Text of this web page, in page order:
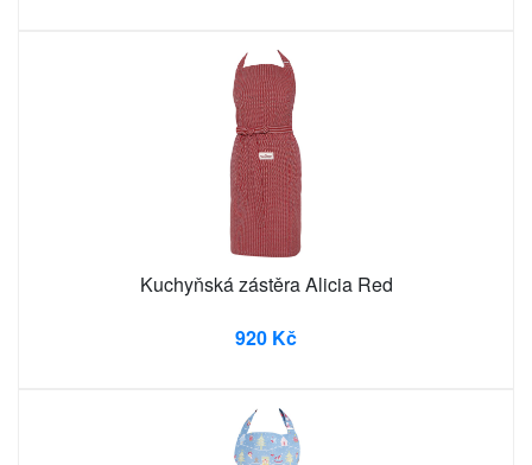
Kuchyňská zástěra Alicia Red
920 Kč